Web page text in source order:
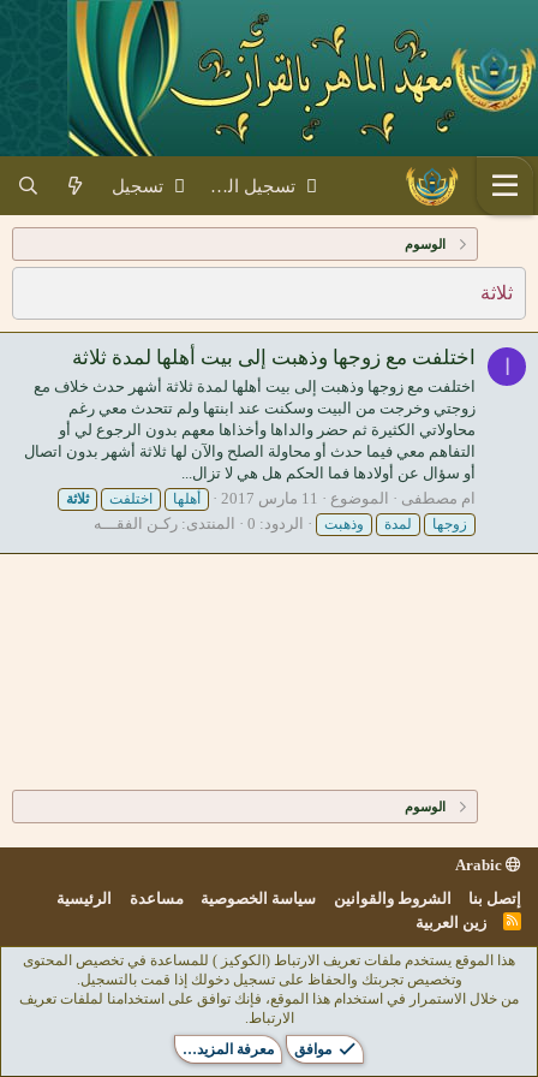
تسجيل الدخول تسجيل
الوسوم
ثلاثة
ا اختلفت مع زوجها وذهبت إلى بيت أهلها لمدة ثلاثة
اختلفت مع زوجها وذهبت إلى بيت أهلها لمدة ثلاثة أشهر حدث خلاف مع
زوجتي وخرجت من البيت وسكنت عند ابنتها ولم تتحدث معي رغم
محاولاتي الكثيرة ثم حضر والداها وأخذاها معهم بدون الرجوع لي أو
التفاهم معي فيما حدث أو محاولة الصلح والآن لها ثلاثة أشهر بدون اتصال
أو سؤال عن أولادها فما الحكم هل هي لا تزال...
ام مصطفى
الموضوع 11 مارس 2017 أهلها اختلفت
ثلاثة
زوجها
لمدة وذهبت الردود: 0 المنتدى: ركـن الفقـــه
الوسوم
إتصل بنا
الشروط والقوانين سياسة الخصوصية مساعدة الرئيسية
R
زين العربية
هذا الموقع يستخدم ملفات تعريف الارتباط (الكوكيز ) للمساعدة في تخصيص المحتوى
وتخصيص تجربتك والحفاظ على تسجيل دخولك إذا قمت بالتسجيل.
من خلال الاستمرار في استخدام هذا الموقع، فإنك توافق على استخدامنا لملفات تعريف
الارتباط.
موافق
معرفة المزيد…